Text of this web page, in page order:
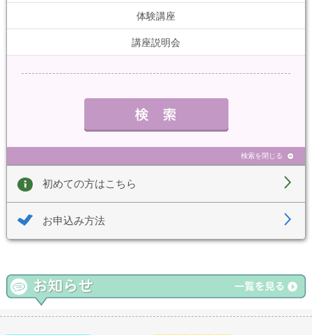
体験講座
講座説明会
検索を閉じる
初めての方はこちら
お申込み方法